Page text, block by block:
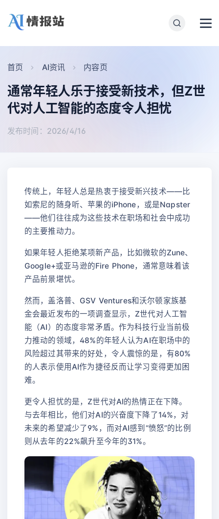
首页 AI资讯 内容页
通常年轻人乐于接受新技术，但Z世
代对人工智能的态度令人担忧
发布时间：2026/4/16
传统上，年轻人总是热衷于接受新兴技术——比
如索尼的随身听、苹果的iPhone，或是Napster
——他们往往成为这些技术在职场和社会中成功
的主要推动力。
如果年轻人拒绝某项新产品，比如微软的Zune、
Google+或亚马逊的Fire Phone，通常意味着该
产品前景堪忧。
然而，盖洛普、GSV Ventures和沃尔顿家族基
金会最近发布的一项调查显示，Z世代对人工智
能（AI）的态度非常矛盾。作为科技行业当前极
力推动的领域，48%的年轻人认为AI在职场中的
风险超过其带来的好处，令人震惊的是，有80%
的人表示使用AI作为捷径反而让学习变得更加困
难。
更令人担忧的是，Z世代对AI的热情正在下降。
与去年相比，他们对AI的兴奋度下降了14%，对
未来的希望减少了9%，而对AI感到“愤怒”的比例
则从去年的22%飙升至今年的31%。